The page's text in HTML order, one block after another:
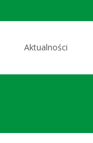
Aktualności